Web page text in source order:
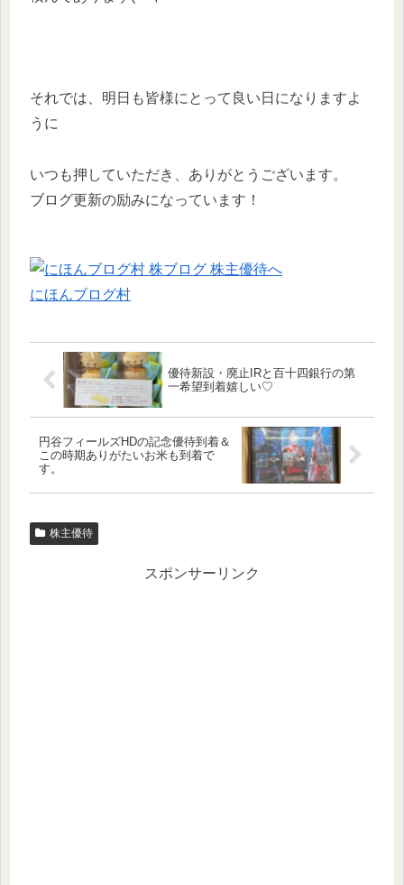
それでは、明日も皆様にとって良い日になりますよ
うに
いつも押していただき、ありがとうございます。
ブログ更新の励みになっています！
にほんブログ村
優待新設・廃止IRと百十四銀行の第
一希望到着嬉しい♡
円谷フィールズHDの記念優待到着＆
この時期ありがたいお米も到着で
す。
株主優待
スポンサーリンク